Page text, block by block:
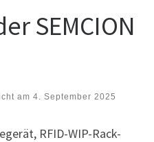
SEMCION
am 4. September 2025
RFID-WIP-Rack-